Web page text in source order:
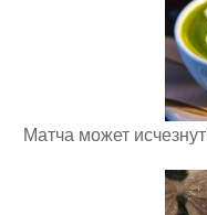
Матча может